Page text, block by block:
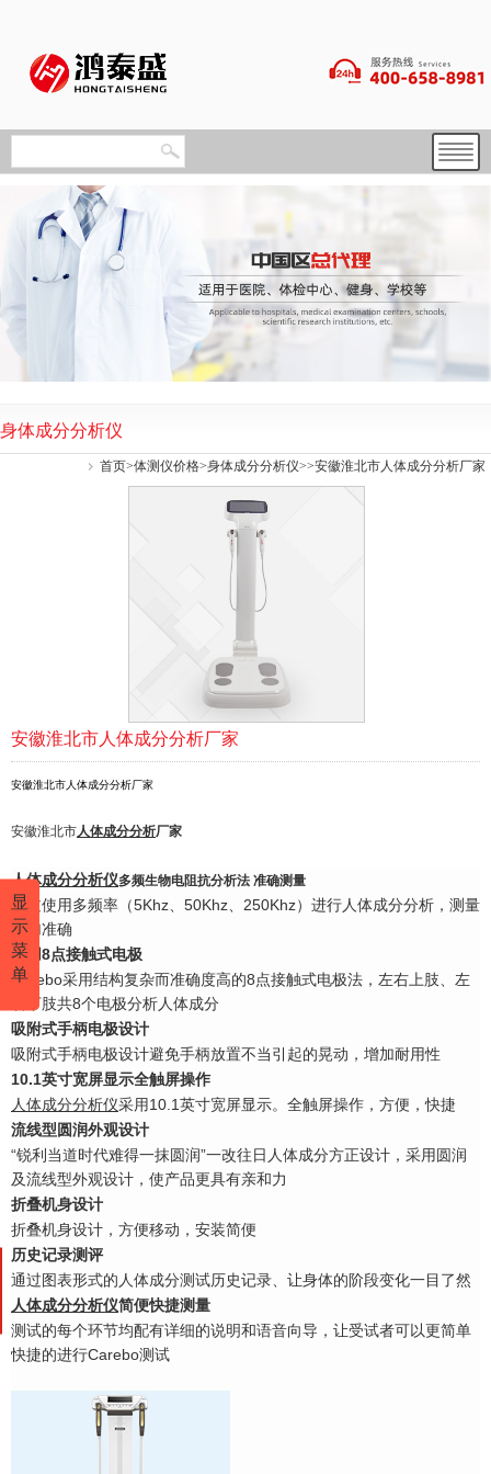
身体成分分析仪
首页>体测仪价格>身体成分分析仪>>安徽淮北市人体成分分析厂家
安徽淮北市人体成分分析厂家
安徽淮北市人体成分分析厂家
安徽淮北市人体成分分析厂家
人体成分分析仪多频生物电阻抗分析法 准确测量
通过使用多频率（5Khz、50Khz、250Khz）进行人体成分分析，测量
更加准确
采用8点接触式电极
Carebo采用结构复杂而准确度高的8点接触式电极法，左右上肢、左
右下肢共8个电极分析人体成分
吸附式手柄电极设计
吸附式手柄电极设计避免手柄放置不当引起的晃动，增加耐用性
10.1英寸宽屏显示全触屏操作
人体成分分析仪采用10.1英寸宽屏显示。全触屏操作，方便，快捷
流线型圆润外观设计
“锐利当道时代难得一抹圆润”一改往日人体成分方正设计，采用圆润
及流线型外观设计， 使产品更具有亲和力
折叠机身设计
折叠机身设计，方便移动，安装简便
历史记录测评
通过图表形式的人体成分测试历史记录、让身体的阶段变化一目了然
人体成分分析仪简便快捷测量
测试的每个环节均配有详细的说明和语音向导，让受试者可以更简单
快捷的进行Carebo测试
显
示
菜
单